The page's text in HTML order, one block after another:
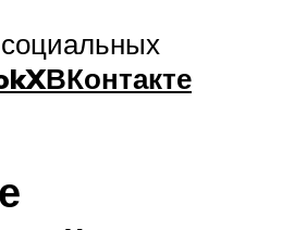
XВКонтакте